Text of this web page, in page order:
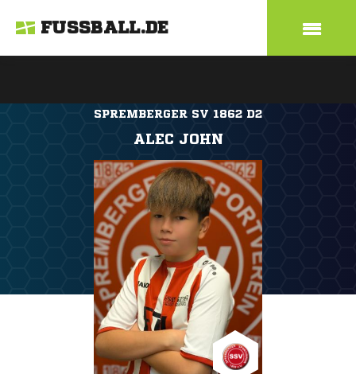
FUSSBALL.DE
SPREMBERGER SV 1862 D2
ALEC JOHN